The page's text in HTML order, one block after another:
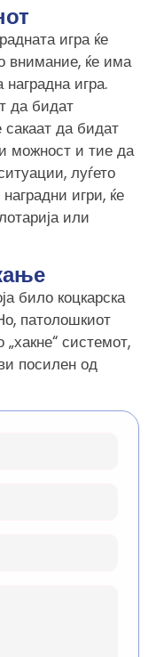
игра ќе
внимание, ќе има
игра.
да бидат
сакаат да бидат
можност и тие да
луѓето
игри, ќе
или
било коцкарска
патолошкиот
системот,
посилен од